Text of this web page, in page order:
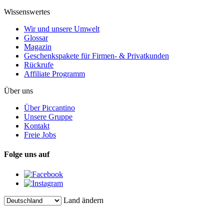
Wissenswertes
Wir und unsere Umwelt
Glossar
Magazin
Geschenkspakete für Firmen- & Privatkunden
Rückrufe
Affiliate Programm
Über uns
Über Piccantino
Unsere Gruppe
Kontakt
Freie Jobs
Folge uns auf
Land ändern